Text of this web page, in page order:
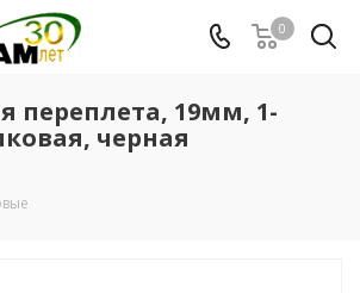
0
переплета, 19мм, 1-
черная